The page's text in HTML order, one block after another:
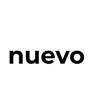
nuevo